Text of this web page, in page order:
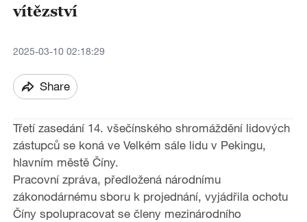
vítězství
2025-03-10 02:18:29
Share
Třetí zasedání 14. všečínského shromáždění lidových
zástupců se konáve Velkém sále lidu v Pekingu,
hlavním městě Číny.
Pracovní zpráva, předložená národnímu
zákonodárnému sboru k projednání, vyjádřila ochotu
Číny spolupracovat se členy mezinárodního